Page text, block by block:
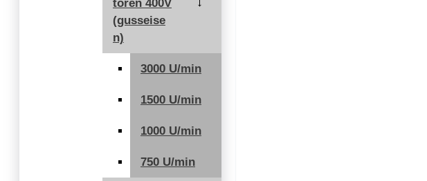
toren 400V
(gusseise
n)
→
3000 U/min
1500 U/min
1000 U/min
750 U/min